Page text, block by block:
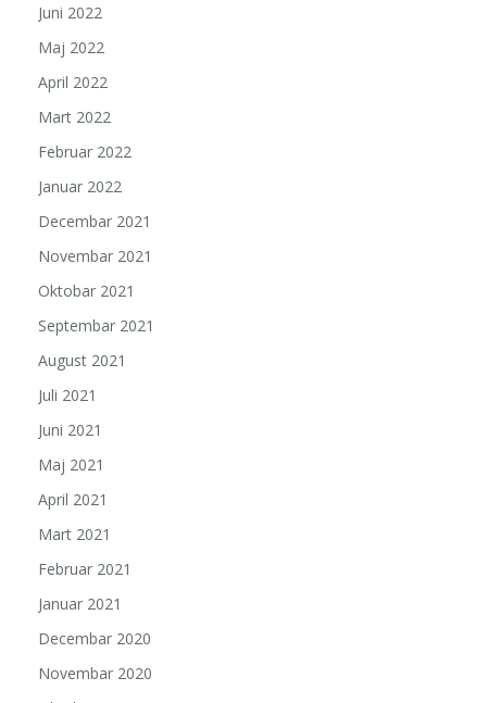
Juni 2022
Maj 2022
April 2022
Mart 2022
Februar 2022
Januar 2022
Decembar 2021
Novembar 2021
Oktobar 2021
Septembar 2021
August 2021
Juli 2021
Juni 2021
Maj 2021
April 2021
Mart 2021
Februar 2021
Januar 2021
Decembar 2020
Novembar 2020